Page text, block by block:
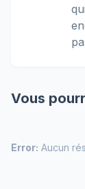
Vous
Error: Aucun